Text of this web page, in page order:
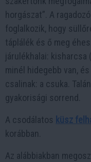
horgászat”. A
foglalkozik, hogy
táplálék és ő meg
járulékhalai: kisharcsa
minél hidegebb van,
csalinak: a csuka.
gyakorisági sorrend.
A csodálatos küsz
korábban.
Az alábbiakban